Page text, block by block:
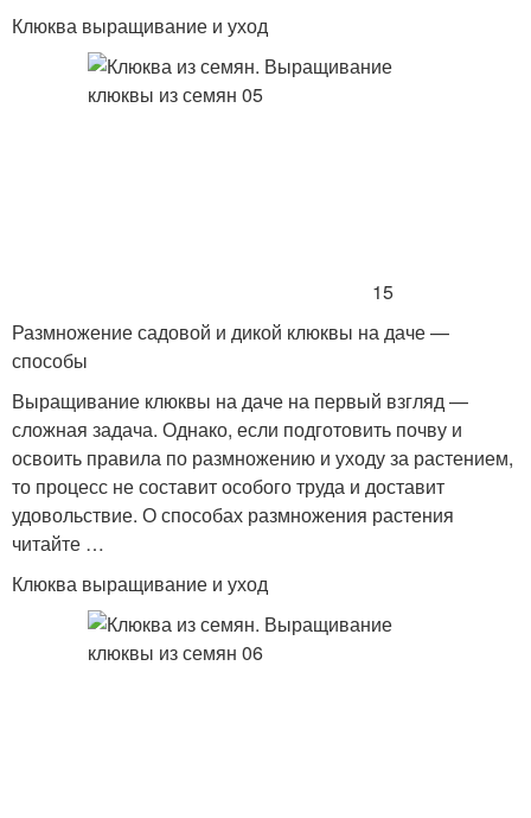
Клюква выращивание и уход
15
Размножение садовой и дикой клюквы на даче —
способы
Выращивание клюквы на даче на первый взгляд —
сложная задача. Однако, если подготовить почву и
освоить правила по размножению и уходу за растением,
то процесс не составит особого труда и доставит
удовольствие. О способах размножения растения
читайте …
Клюква выращивание и уход